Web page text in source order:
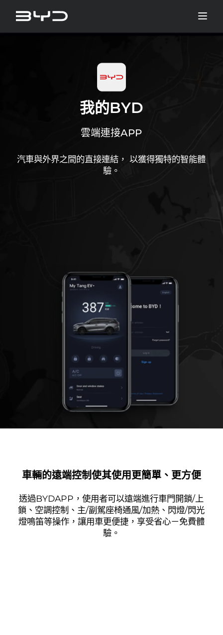
我的BYD
雲端連接APP
汽車與外界之間的直接連結， 以獲得獨特的智能體
驗。
車輛的遠端控制使其使用更簡單、更方便
透過BYDAPP，使用者可以遠端進行車門開鎖/上
鎖、空調控制、主/副駕座椅通風/加熱、閃燈/閃光
燈鳴笛等操作，讓用車更便捷，享受省心－免費體
驗。